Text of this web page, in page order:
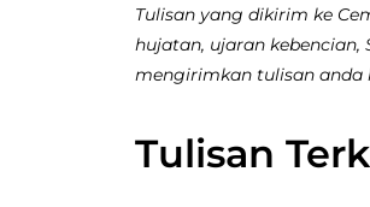
Tulisan yang dikirim ke
hujatan, ujaran kebencian,
mengirimkan tulisan anda
Tulisan